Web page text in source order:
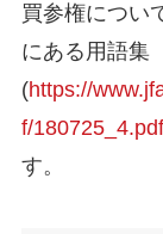
買参権につい
にある用語集
(https://
f/180725_4.pdf
す。